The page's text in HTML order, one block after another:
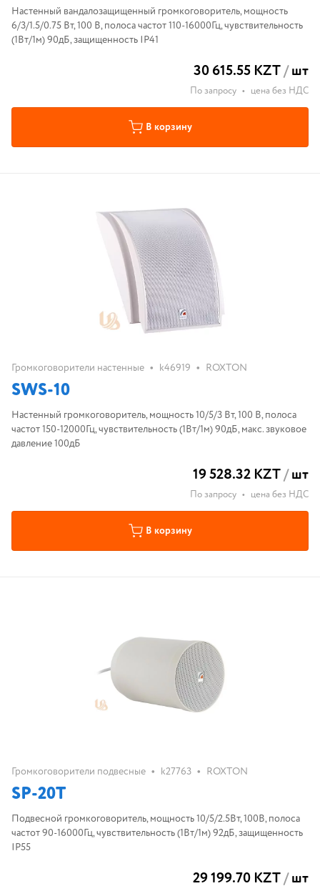
Настенный вандалозащищенный громкоговоритель, мощность
6/3/1.5/0.75 Вт, 100 В, полоса частот 110-16000Гц, чувствительность
(1Вт/1м) 90дБ, защищенность IP41
30 615.55 KZT/шт
По запросу • цена без НДС
В корзину
Громкоговорители настенные • k46919 • ROXTON
SWS-10
Настенный громкоговоритель, мощность 10/5/3 Вт, 100 В, полоса
частот 150-12000Гц, чувствительность (1Вт/1м) 90дБ, макс. звуковое
давление 100дБ
19 528.32 KZT/шт
По запросу • цена без НДС
В корзину
Громкоговорители подвесные • k27763 • ROXTON
SP-20T
Подвесной громкоговоритель, мощность 10/5/2.5Вт, 100В, полоса
частот 90-16000Гц, чувствительность (1Вт/1м) 92дБ, защищенность
IP55
29 199.70 KZT/шт